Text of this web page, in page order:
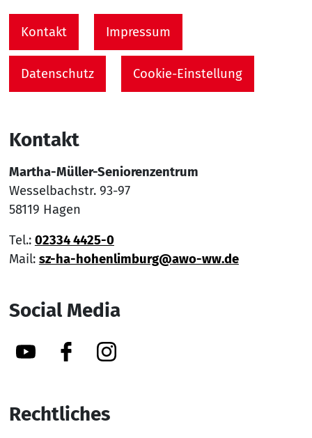
Kontakt Impressum
Datenschutz Cookie-Einstellung
Kontakt
Martha-Müller-Seniorenzentrum
Wesselbachstr. 93-97
58119 Hagen
Tel.: 02334 4425-0
Mail: sz-ha-hohenlimburg@awo-ww.de
Social Media
YouTube FacebookInstagram
Rechtliches